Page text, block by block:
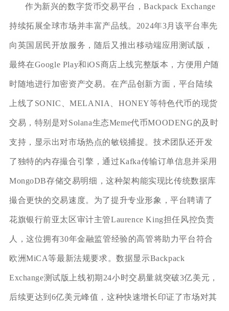
作为新兴的数字货币交易平台，Backpack Exchange
持续拓展全球市场并丰富产品线。2024年3月该平台率先
向英国居民开放服务，随后又推出移动端应用测试版，
最终在Google Play和iOS商店上线完整版本，方便用户随
时随地进行加密资产交易。在产品创新方面，平台陆续
上线了SONIC、MELANIA、HONEY等特色代币的现货
交易，特别是对Solana生态Meme代币MOODENG的及时
支持，显示出对市场热点的敏锐捕捉。技术团队还开发
了独特的内存撮合引擎，通过Kafka传输订单信息并采用
MongoDB存储交易明细，这种架构能实现比传统数据库
撮合更快的交易速度。为了提升专业形象，平台聘请了
花旗银行前亚太区审计主管Laurence King担任风控负责
人，这位拥有30年金融监管经验的高管将助力平台符合
欧洲MiCA等最新法规要求。数据显示Backpack
Exchange测试版上线初期24小时交易量就突破3亿美元，
后续更达到6亿美元峰值，这种快速增长印证了市场对其